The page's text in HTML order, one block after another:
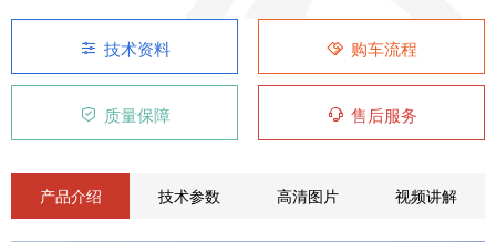
技术资料 购车流程
质量保障 售后服务
产品介绍 技术参数 高清图片 视频讲解